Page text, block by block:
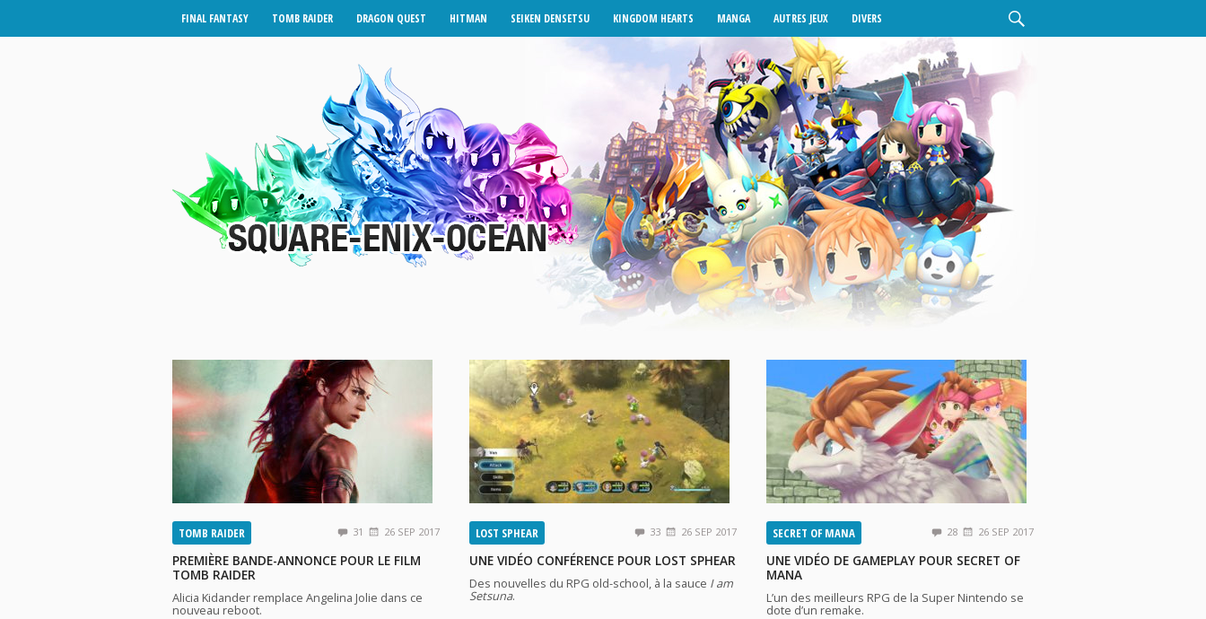
FINAL FANTASY TOMB RAIDER DRAGON QUEST HITMAN SEIKEN DENSETSU KINGDOM HEARTS MANGA AUTRES JEUX DIVERS
TOMB RAIDER 26 SEP 2017
31
PREMIÈRE BANDE-ANNONCE POUR LE FILM
TOMB RAIDER
Alicia Kidander remplace Angelina Jolie dans ce
nouveau reboot.
LOST SPHEAR 26 SEP 2017
33
UNE VIDÉO CONFÉRENCE POUR LOST SPHEAR
Des nouvelles du RPG old-school, à la sauce I am
Setsuna.
SECRET OF MANA 26 SEP 2017
28
UNE VIDÉO DE GAMEPLAY POUR SECRET OF
MANA
L’un des meilleurs RPG de la Super Nintendo se
dote d’un remake.